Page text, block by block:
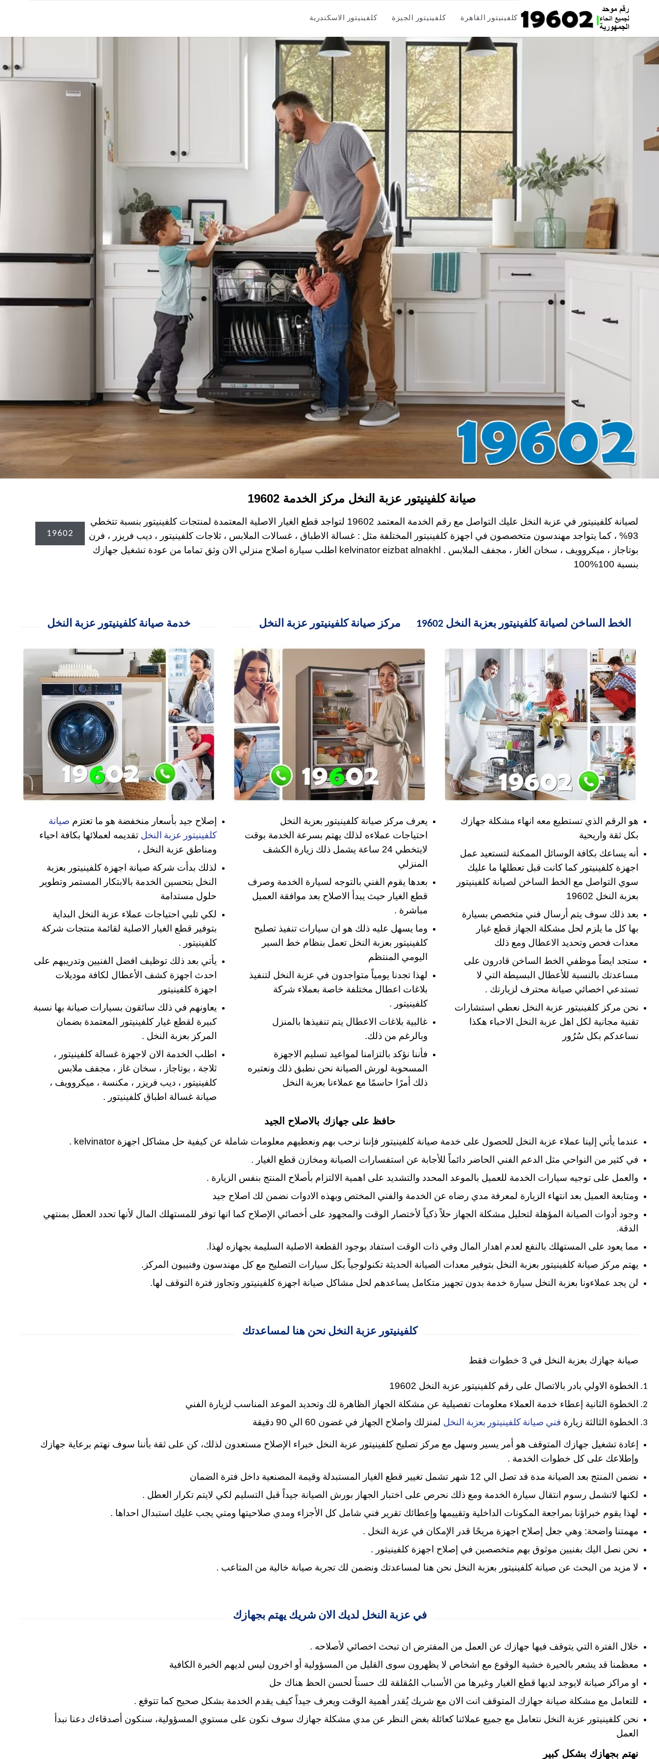
Skip
to
content
كلفينيتور القاهرة كلفينيتور الجيزة كلفينيتور الاسكندرية
صيانة كلفينيتور عزبة النخل مركز الخدمة 19602
لصيانة كلفينيتور في عزبة النخل عليك التواصل مع رقم الخدمة المعتمد 19602 لتواجد قطع الغيار الاصلية المعتمدة لمنتجات كلفينيتور بنسبة تتخطي
93% ، كما يتواجد مهندسون متخصصون في اجهزة كلفينيتور المختلفة مثل : غسالة الاطباق ، غسالات الملابس ، ثلاجات كلفينيتور ، ديب فريزر ، فرن
بوتاجاز ، ميكروويف ، سخان الغاز ، مجفف الملابس . kelvinator eizbat alnakhl اطلب سيارة اصلاح منزلي الان وثق تماما من عودة تشغيل جهازك
بنسبة 100%100
19602
خدمة صيانة كلفينيتور عزبة النخل
إصلاح جيد بأسعار منخفضة هو ما تعتزم صيانة
كلفينيتور عزبة النخل تقديمه لعملائها بكافة احياء
ومناطق عزبة النخل ،
لذلك بدأت شركة صيانة اجهزة كلفينيتور بعزبة
النخل بتحسين الخدمة بالابتكار المستمر وتطوير
حلول مستدامة
لكي تلبي احتياجات عملاء عزبة النخل البداية
بتوفير قطع الغيار الاصلية لقائمة منتجات شركة
كلفينيتور .
يأتي بعد ذلك توظيف افضل الفنيين وتدريبهم على
احدث اجهزة كشف الأعطال لكافة موديلات
اجهزة كلفينيتور
يعاونهم في ذلك سائقون بسيارات صيانة بها نسبة
كبيرة لقطع غيار كلفينيتور المعتمدة بضمان
المركز بعزبة النخل .
اطلب الخدمة الان لاجهزة غسالة كلفينيتور ،
ثلاجة ، بوتاجاز ، سخان غاز ، مجفف ملابس
كلفينيتور ، ديب فريزر ، مكنسة ، ميكروويف ،
صيانة غسالة اطباق كلفينيتور .
مركز صيانة كلفينيتور عزبة النخل
يعرف مركز صيانة كلفينيتور بعزبة النخل
احتياجات عملاءه لذلك يهتم بسرعة الخدمة بوقت
لايتخطي 24 ساعة يشمل ذلك زيارة الكشف
المنزلي
بعدها يقوم الفني بالتوجه لسيارة الخدمة وصرف
قطع الغيار حيث يبدأ الاصلاح بعد موافقة العميل
مباشرة .
وما يسهل عليه ذلك هو ان سيارات تنفيذ تصليح
كلفينيتور بعزبة النخل تعمل بنظام خط السير
اليومي المنتظم
لهذا تجدنا يومياً متواجدون في عزبة النخل لتنفيذ
بلاغات اعطال مختلفة خاصة بعملاء شركة
كلفينيتور .
غالبية بلاغات الاعطال يتم تنفيذها بالمنزل
وبالرغم من ذلك.
فأننا نؤكد بالتزامنا لمواعيد تسليم الاجهزة
المسحوبة لورش الصيانة نحن نطبق ذلك ونعتبره
ذلك أمرًا حاسمًا مع عملاءنا بعزبة النخل
الخط الساخن لصيانة كلفينيتور بعزبة النخل 19602
هو الرقم الذي تستطيع معه انهاء مشكلة جهازك
بكل ثقة واريحية
أنه يساعك بكافة الوسائل الممكنة لتستعيد عمل
اجهزة كلفينيتور كما كانت قبل تعطلها ما عليك
سوي التواصل مع الخط الساخن لصيانة كلفينيتور
بعزبة النخل 19602
بعد ذلك سوف يتم أرسال فني متخصص بسيارة
بها كل ما يلزم لحل مشكلة الجهاز قطع غيار
معدات فحص وتحديد الاعطال ومع ذلك
ستجد ايضاً موظفي الخط الساخن قادرون على
مساعدتك بالنسبة للأعطال البسيطة التي لا
تستدعي اخصائي صيانة محترف لزيارتك .
نحن مركز كلفينيتور عزبة النخل نعطي استشارات
تقنية مجانية لكل اهل عزبة النخل الاحباء هكذا
نساعدكم بكل سُرُور
حافظ على جهازك بالاصلاح الجيد
عندما يأتي إلينا عملاء عزبة النخل للحصول على خدمة صيانة كلفينيتور فإننا نرحب بهم ونعطيهم معلومات شاملة عن كيفية حل مشاكل اجهزة kelvinator .
في كثير من النواحي مثل الدعم الفني الحاضر دائماً للأجابة عن استفسارات الصيانة ومخازن قطع الغيار .
والعمل على توجيه سيارات الخدمة للعميل بالموعد المحدد والتشديد على اهمية الالتزام بأصلاح المنتج بنفس الزيارة .
ومتابعة العميل بعد انتهاء الزيارة لمعرفة مدي رضاه عن الخدمة والفني المختص وبهذه الادوات نضمن لك اصلاح جيد
وجود أدوات الصيانة المؤهلة لتحليل مشكلة الجهاز حلاً ذكياً لأختصار الوقت والمجهود على أخصائي الإصلاح كما انها توفر للمستهلك المال لأنها تحدد العطل بمنتهي
الدقة.
مما يعود على المستهلك بالنفع لعدم اهدار المال وفي ذات الوقت استفاد بوجود القطعة الاصلية السليمة بجهازه لهذا.
يهتم مركز صيانة كلفينيتور بعزبة النخل بتوفير معدات الصيانة الحديثة تكنولوجياً بكل سيارات التصليح مع كل مهندسون وفنييون المركز.
لن يجد عملاءونا بعزبة النخل سيارة خدمة بدون تجهيز متكامل يساعدهم لحل مشاكل صيانة اجهزة كلفينيتور وتجاوز فترة التوقف لها.
كلفينيتور عزبة النخل نحن هنا لمساعدتك
صيانة جهازك بعزبة النخل في 3 خطوات فقط
الخطوة الاولي بادر بالاتصال على رقم كلفينيتور عزبة النخل 19602
الخطوة الثانية إعطاء خدمة العملاء معلومات تفصيلية عن مشكلة الجهاز الظاهرة لك وتحديد الموعد المناسب لزيارة الفني
الخطوة الثالثة زيارة فني صيانة كلفينيتور بعزبة النخل لمنزلك واصلاح الجهاز في غضون 60 الي 90 دقيقة
إعادة تشغيل جهازك المتوقف هو أمر يسير وسهل مع مركز تصليح كلفينيتور عزبة النخل خبراء الإصلاح مستعدون لذلك، كن على ثقة بأننا سوف نهتم برعاية جهازك
وإطلاعك على كل خطوات الخدمة .
نضمن المنتج بعد الصيانة مدة قد تصل الي 12 شهر تشمل تغيير قطع الغيار المستبدلة وقيمة المصنعية داخل فترة الضمان
لكنها لاتشمل رسوم انتقال سيارة الخدمة ومع ذلك نحرص على اختبار الجهاز بورش الصيانة جيداً قبل التسليم لكي لايتم تكرار العطل .
لهذا يقوم خبراؤنا بمراجعة المكونات الداخلية وتقييمها وإعطائك تقرير فني شامل كل الأجزاء ومدي صلاحيتها ومتي يجب عليك استبدال احداها .
مهمتنا واضحة: وهي جعل إصلاح اجهزة مريحًا قدر الإمكان في عزبة النخل .
نحن نصل اليك بفنيين موثوق بهم متخصصين في إصلاح اجهزة كلفينيتور .
لا مزيد من البحث عن صيانة كلفينيتور بعزبة النخل نحن هنا لمساعدتك ونضمن لك تجربة صيانة خالية من المتاعب .
في عزبة النخل لديك الان شريك يهتم بجهازك
خلال الفترة التي يتوقف فيها جهازك عن العمل من المفترض ان تبحث اخصائي لأصلاحه .
معظمنا قد يشعر بالحيرة خشية الوقوع مع اشخاص لا يظهرون سوى القليل من المسؤولية أو اخرون ليس لديهم الخبرة الكافية
او مراكز صيانة لايوجد لديها قطع الغيار وغيرها من الأسباب المُقلقة لك حسناً لحسن الحظ هناك حل
للتعامل مع مشكلة صيانة جهازك المتوقف انت الان مع شريك يُقدر أهمية الوقت ويعرف جيداً كيف يقدم الخدمة بشكل صحيح كما تتوقع .
نحن كلفينيتور عزبة النخل نتعامل مع جميع عملائنا كعائلة بغض النظر عن مدي مشكلة جهازك سوف نكون على مستوي المسؤولية، سنكون أصدقاءك دعنا نبدأ
العمل
نهتم بجهازك بشكل كبير